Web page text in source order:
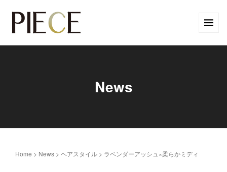
News
Home > News > ヘアスタイル > ラベンダーアッシュ×柔らかミディ